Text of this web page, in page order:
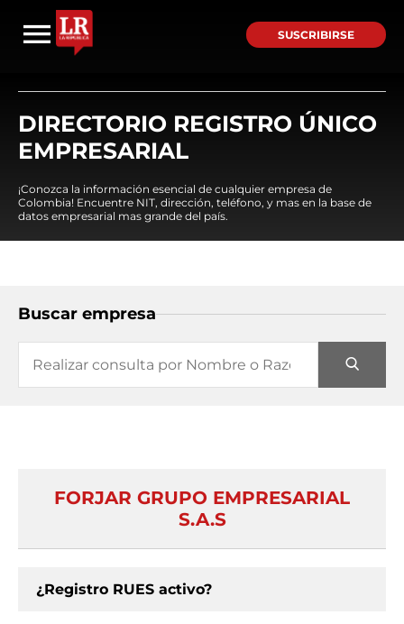
SUSCRIBIRSE
DIRECTORIO REGISTRO ÚNICO
EMPRESARIAL
¡Conozca la información esencial de cualquier empresa de
Colombia! Encuentre NIT, dirección, teléfono, y mas en la base de
datos empresarial mas grande del país.
Buscar empresa
FORJAR GRUPO EMPRESARIAL
S.A.S
¿Registro RUES activo?